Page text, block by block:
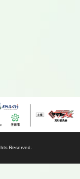
Reserved.